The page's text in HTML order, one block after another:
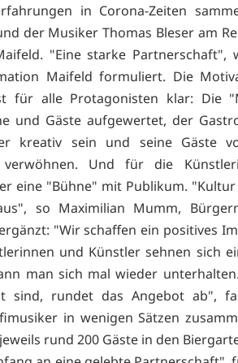
in Corona-Zeiten
der Musiker Thomas Bleser am
"Eine starke Partnerschaft",
Maifeld formuliert. Die
für alle Protagonisten klar: Die
und Gäste aufgewertet, der
kreativ sein und seine Gäste
verwöhnen. Und für die
eine "Bühne" mit Publikum.
so Maximilian Mumm,
"Wir schaffen ein positives
und Künstler sehnen sich
man sich mal wieder
sind, rundet das Angebot ab",
in wenigen Sätzen
rund 200 Gäste in den